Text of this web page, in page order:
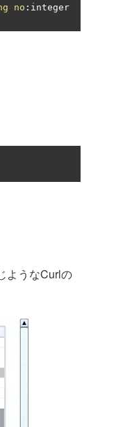
no : integer
ようなCurlの